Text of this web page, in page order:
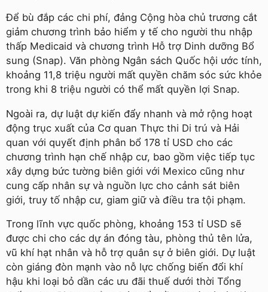
Để bù đắp các chi phí, đảng Cộng hòa chủ trương cắt
giảm chương trình bảo hiểm y tế cho người thu nhập
thấp Medicaid và chương trình Hỗ trợ Dinh dưỡng Bổ
sung (Snap). Văn phòng Ngân sách Quốc hội ước tính,
khoảng 11,8 triệu người mất quyền chăm sóc sức khỏe
trong khi 8 triệu người có thể mất quyền lợi Snap.
Ngoài ra, dự luật dự kiến ​đẩy nhanh và mở rộng hoạt
động trục xuất của Cơ quan Thực thi Di trú và Hải
quan với quyết định phân bổ 178 tỉ USD cho các
chương trình hạn chế nhập cư, bao gồm việc tiếp tục
xây dựng bức tường biên giới với Mexico cũng như
cung cấp nhân sự và nguồn lực cho cảnh sát biên
giới, truy tố nhập cư, giam giữ và điều tra tội phạm.
Trong lĩnh vực quốc phòng, khoảng 153 tỉ USD sẽ
được chi cho các dự án đóng tàu, phòng thủ tên lửa,
vũ khí hạt nhân và hỗ trợ quân sự ở biên giới. Dự luật
còn giáng đòn mạnh vào nỗ lực chống biến đổi khí
hậu khi loại bỏ dần các ưu đãi thuế dưới thời Tổng